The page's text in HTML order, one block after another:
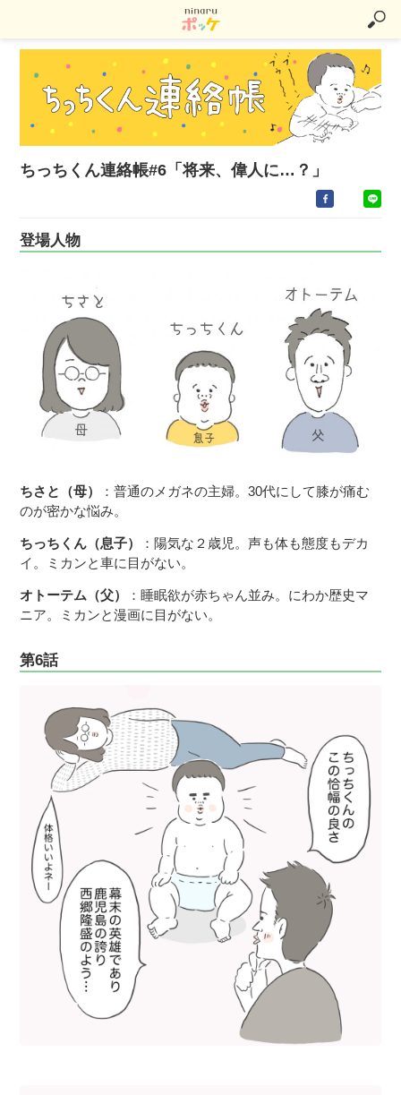
ちっちくん連絡帳#6「将来、偉人に…？」
登場人物
ちさと（母）
：普通のメガネの主婦。30代にして膝が痛む
のが密かな悩み。
ちっちくん（息子）
：陽気な２歳児。声も体も態度もデカ
イ。ミカンと車に目がない。
オトーテム（父）
：睡眠欲が赤ちゃん並み。にわか歴史マ
ニア。ミカンと漫画に目がない。
第6話